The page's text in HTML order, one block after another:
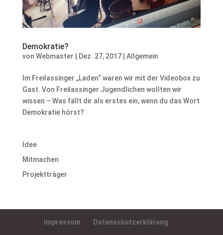
Demokratie?
von Webmaster Dez. 27, 2017| Allgemein
Im Freilassinger „Laden“ waren wir mit der Videobox zu
Gast. Von Freilassinger Jugendlichen wollten wir
wissen – Was fällt dir als erstes ein, wenn du das Wort
Demokratie hörst?
Idee
Mitmachen
Projektträger
Impressum Datenschutzerklärung